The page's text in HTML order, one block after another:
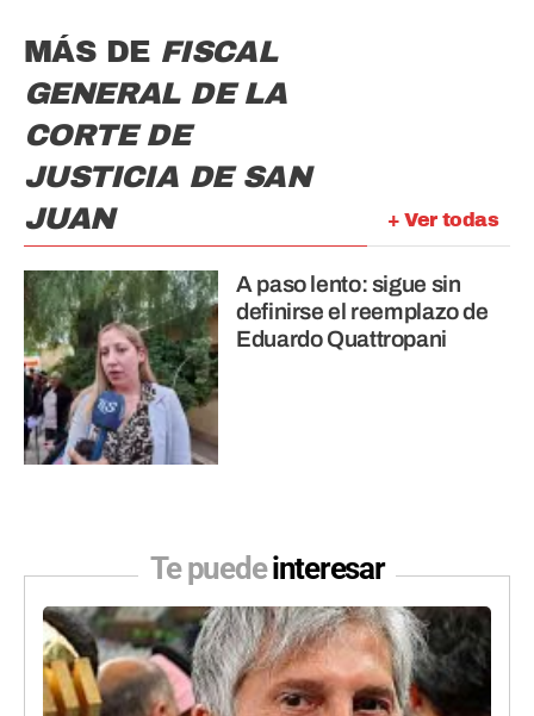
+ Ver todas
MÁS DE FISCAL
GENERAL DE LA
CORTE DE
JUSTICIA DE SAN
JUAN
A paso lento: sigue sin
definirse el reemplazo de
Eduardo Quattropani
Te puedeinteresar